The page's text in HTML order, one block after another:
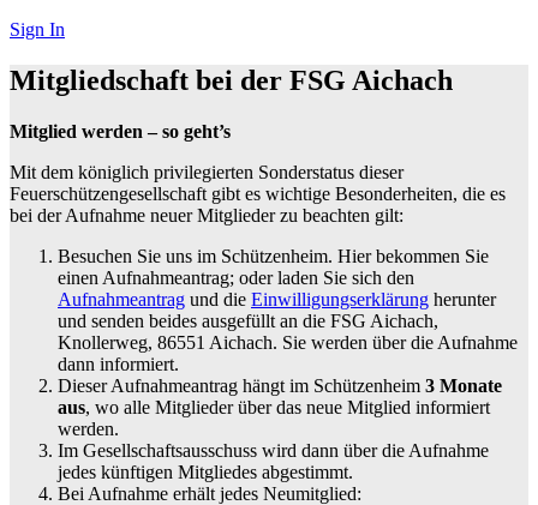
Sign In
Mitgliedschaft bei der FSG Aichach
Mitglied werden – so geht’s
Mit dem königlich privilegierten Sonderstatus dieser
Feuerschützengesellschaft gibt es wichtige Besonderheiten, die es
bei der Aufnahme neuer Mitglieder zu beachten gilt:
Besuchen Sie uns im Schützenheim. Hier bekommen Sie
einen Aufnahmeantrag; oder laden Sie sich den
Aufnahmeantrag und die Einwilligungserklärung herunter
und senden beides ausgefüllt an die FSG Aichach,
Knollerweg, 86551 Aichach. Sie werden über die Aufnahme
dann informiert.
Dieser Aufnahmeantrag hängt im Schützenheim 3 Monate
aus, wo alle Mitglieder über das neue Mitglied informiert
werden.
Im Gesellschaftsausschuss wird dann über die Aufnahme
jedes künftigen Mitgliedes abgestimmt.
Bei Aufnahme erhält jedes Neumitglied: